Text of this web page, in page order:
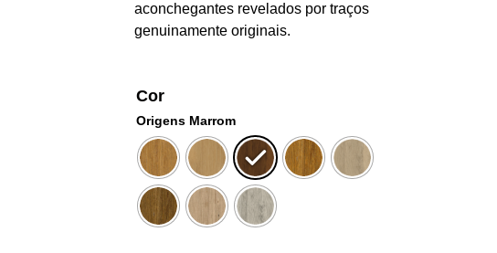
aconchegantes revelados por traços
genuinamente originais.
Cor
Origens Marrom